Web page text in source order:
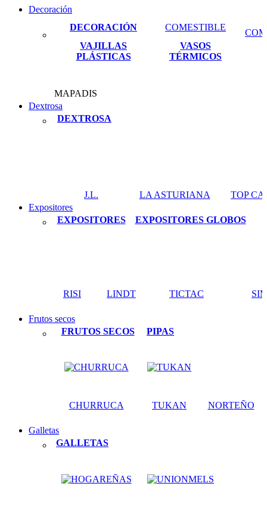
Decoración
DECORACIÓN
COMESTIBLE
VAJILLAS
PLÁSTICAS
VASOS
TÉRMICOS
MAPADIS
Dextrosa
DEXTROSA
J.L. LA ASTURIANA
TOP
Expositores
EXPOSITORES
EXPOSITORES GLOBOS
RISI LINDT TICTAC
Frutos secos
FRUTOS SECOS
PIPAS
CHURRUCA TUKAN NORTEÑO
Galletas
GALLETAS